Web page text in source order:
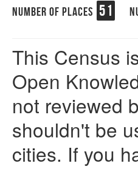
Number of places 51
This Census
Open
not reviewed
shouldn't be
cities. If you